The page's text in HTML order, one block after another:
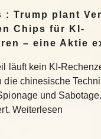
: Trump plant
Chips für KI-
– eine Aktie
läuft kein KI-
die chinesische
und
Weiterlesen